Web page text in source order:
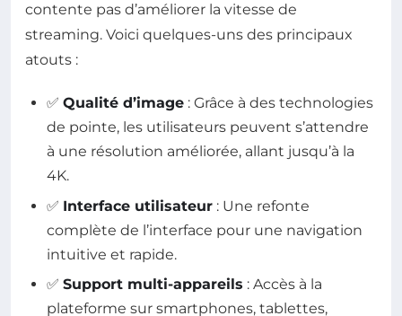
contente pas d’améliorer la vitesse de
streaming. Voici quelques-uns des principaux
atouts :
✅ Qualité d’image : Grâce à des technologies
de pointe, les utilisateurs peuvent s’attendre
à une résolution améliorée, allant jusqu’à la
4K.
✅ Interface utilisateur : Une refonte
complète de l’interface pour une navigation
intuitive et rapide.
✅ Support multi-appareils : Accès à la
plateforme sur smartphones, tablettes,